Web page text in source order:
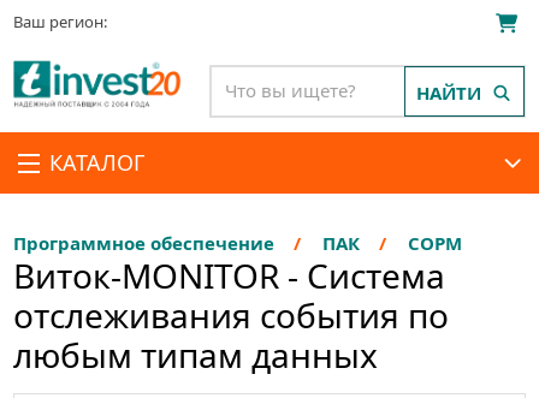
Ваш регион:
КАТАЛОГ
НАЙТИ
Программное обеспечение ПАК СОРМ
Виток-MONITOR - Система
отслеживания события по
любым типам данных